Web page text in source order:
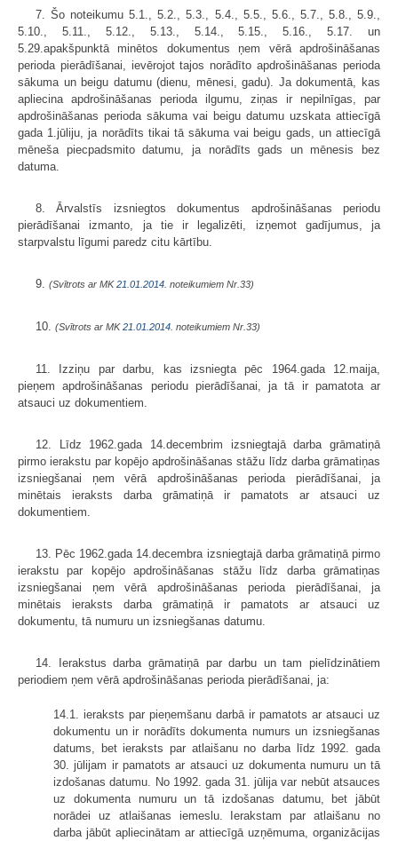
7. Šo noteikumu 5.1., 5.2., 5.3., 5.4., 5.5., 5.6., 5.7., 5.8., 5.9.,
5.10., 5.11., 5.12., 5.13., 5.14., 5.15., 5.16., 5.17. un
5.29.apakšpunktā minētos dokumentus ņem vērā apdrošināšanas
perioda pierādīšanai, ievērojot tajos norādīto apdrošināšanas perioda
sākuma un beigu datumu (dienu, mēnesi, gadu). Ja dokumentā, kas
apliecina apdrošināšanas perioda ilgumu, ziņas ir nepilnīgas, par
apdrošināšanas perioda sākuma vai beigu datumu uzskata attiecīgā
gada 1.jūliju, ja norādīts tikai tā sākuma vai beigu gads, un attiecīgā
mēneša piecpadsmito datumu, ja norādīts gads un mēnesis bez
datuma.
8. Ārvalstīs izsniegtos dokumentus apdrošināšanas periodu
pierādīšanai izmanto, ja tie ir legalizēti, izņemot gadījumus, ja
starpvalstu līgumi paredz citu kārtību.
9. (Svītrots ar MK21.01.2014. noteikumiem Nr.33)
10. (Svītrots ar MK21.01.2014. noteikumiem Nr.33)
11. Izziņu par darbu, kas izsniegta pēc 1964.gada 12.maija,
pieņem apdrošināšanas periodu pierādīšanai, ja tā ir pamatota ar
atsauci uz dokumentiem.
12. Līdz 1962.gada 14.decembrim izsniegtajā darba grāmatiņā
pirmo ierakstu par kopējo apdrošināšanas stāžu līdz darba grāmatiņas
izsniegšanai ņem vērā apdrošināšanas perioda pierādīšanai, ja
minētais ieraksts darba grāmatiņā ir pamatots ar atsauci uz
dokumentiem.
13. Pēc 1962.gada 14.decembra izsniegtajā darba grāmatiņā pirmo
ierakstu par kopējo apdrošināšanas stāžu līdz darba grāmatiņas
izsniegšanai ņem vērā apdrošināšanas perioda pierādīšanai, ja
minētais ieraksts darba grāmatiņā ir pamatots ar atsauci uz
dokumentu, tā numuru un izsniegšanas datumu.
14. Ierakstus darba grāmatiņā par darbu un tam pielīdzinātiem
periodiem ņem vērā apdrošināšanas perioda pierādīšanai, ja:
14.1. ieraksts par pieņemšanu darbā ir pamatots ar atsauci uz
dokumentu un ir norādīts dokumenta numurs un izsniegšanas
datums, bet ieraksts par atlaišanu no darba līdz 1992. gada
30. jūlijam ir pamatots ar atsauci uz dokumenta numuru un tā
izdošanas datumu. No 1992. gada 31. jūlija var nebūt atsauces
uz dokumenta numuru un tā izdošanas datumu, bet jābūt
norādei uz atlaišanas iemeslu. Ierakstam par atlaišanu no
darba jābūt apliecinātam ar attiecīgā uzņēmuma, organizācijas